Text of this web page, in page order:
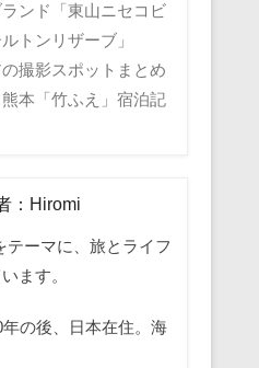
ランド「東山ニセコビ
トンリザーブ」
撮影スポットまとめ
本「竹ふえ」宿泊記
：Hiromi
テーマに、旅とライフ
ます。
の後、日本在住。海